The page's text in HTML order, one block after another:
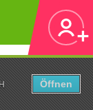
Öffnen